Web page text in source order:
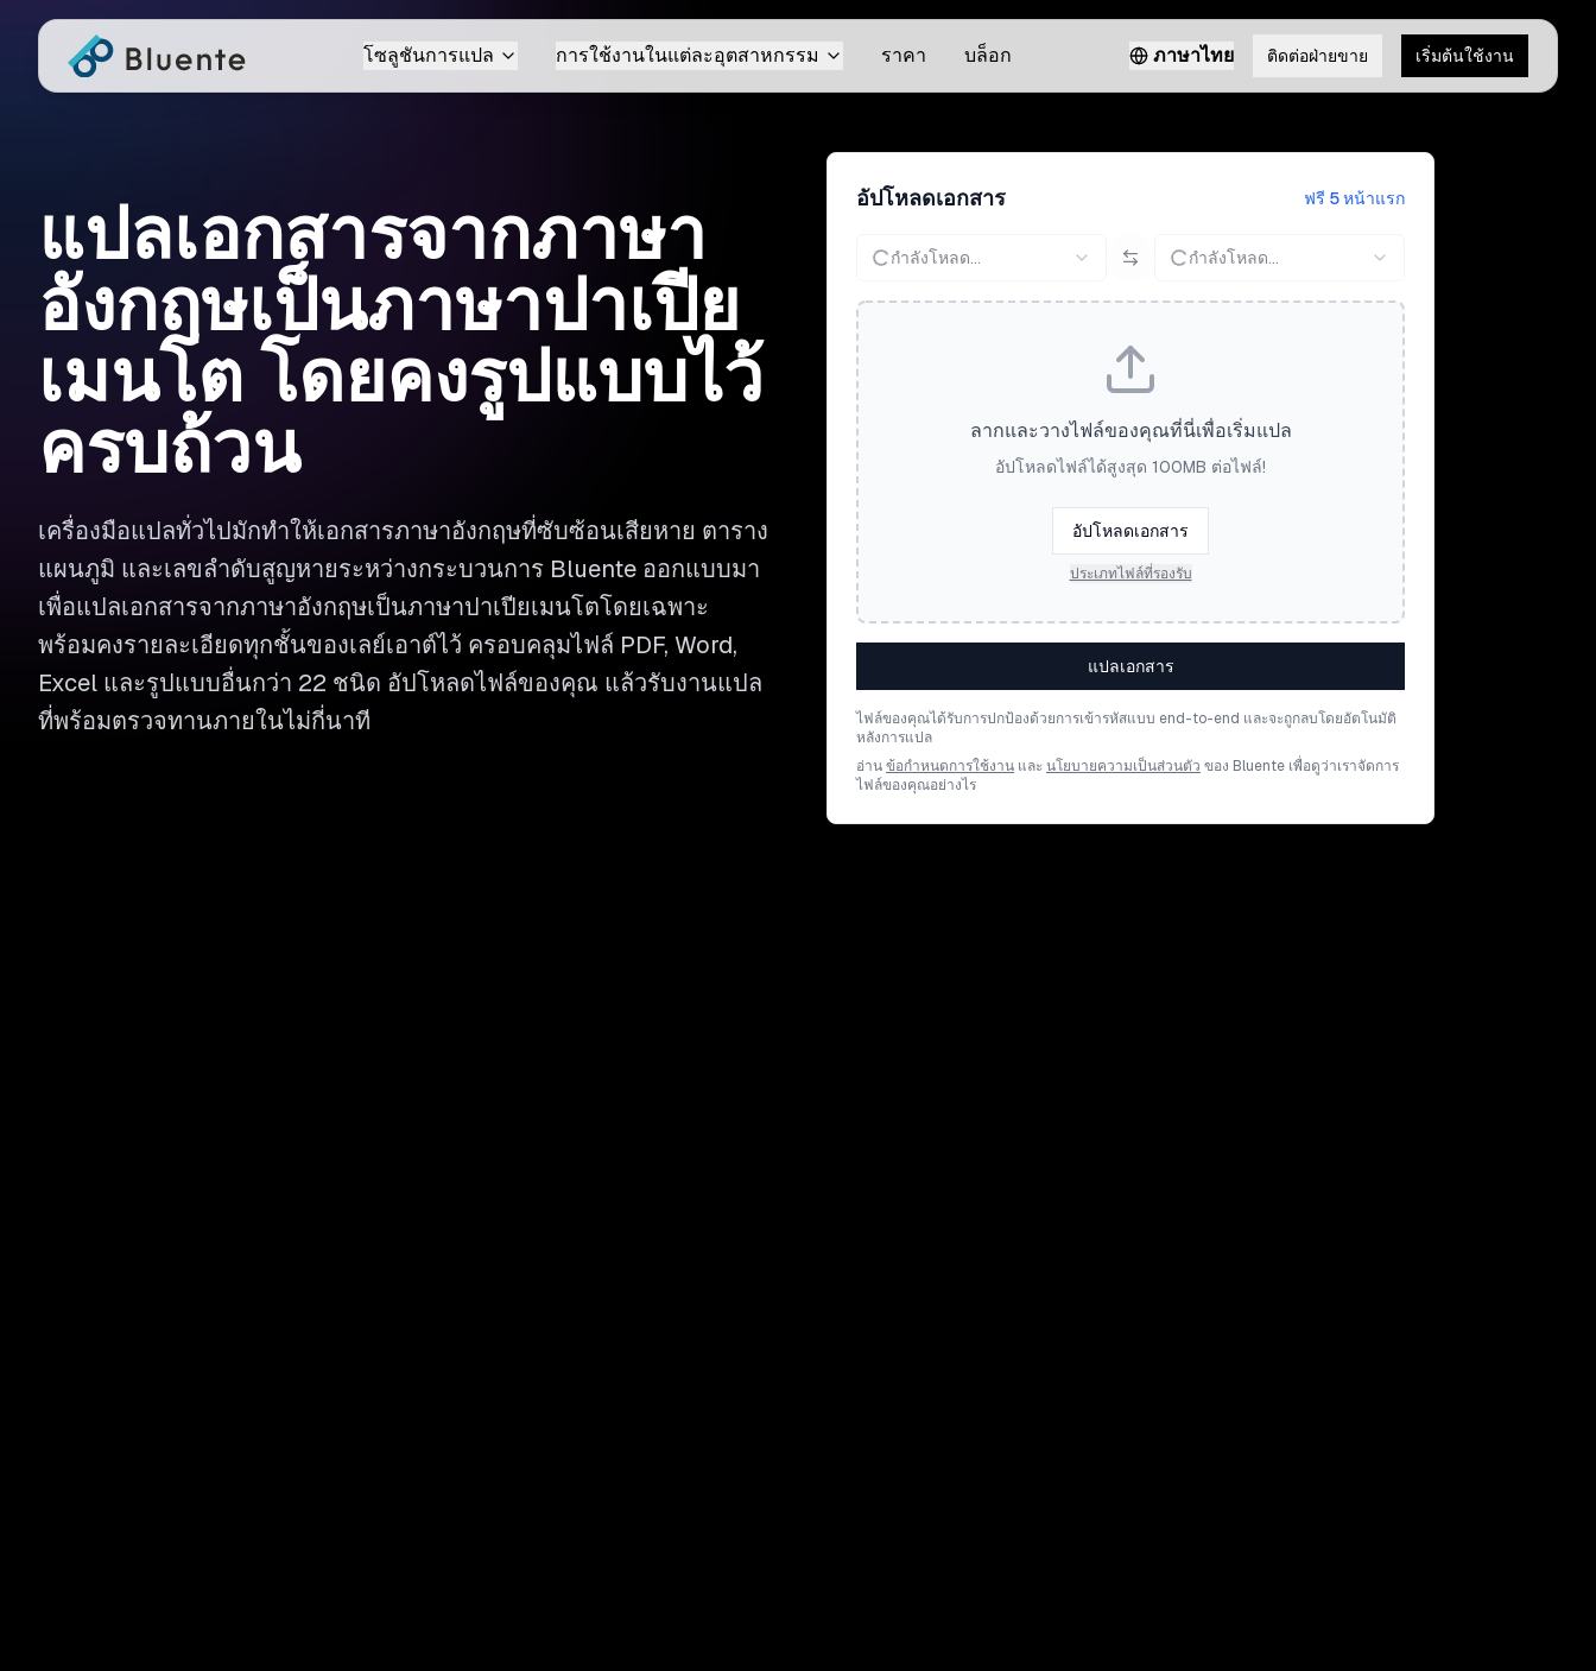
โซลูชันการแปล การใช้งานในแต่ละอุตสาหกรรม ราคา บล็อก ภาษาไทย ติดต่อฝ่ายขาย เริ่มต้นใช้งาน
แปลเอกสารจากภาษา
อังกฤษเป็นภาษาปาเปีย
เมนโต โดยคงรูปแบบไว้
ครบถ้วน
เครื่องมือแปลทั่วไปมักทำให้เอกสารภาษาอังกฤษที่ซับซ้อนเสียหาย ตาราง
แผนภูมิ และเลขลำดับสูญหายระหว่างกระบวนการ Bluente ออกแบบมา
เพื่อแปลเอกสารจากภาษาอังกฤษเป็นภาษาปาเปียเมนโตโดยเฉพาะ
พร้อมคงรายละเอียดทุกชั้นของเลย์เอาต์ไว้ ครอบคลุมไฟล์ PDF, Word,
Excel และรูปแบบอื่นกว่า 22 ชนิด อัปโหลดไฟล์ของคุณ แล้วรับงานแปล
ที่พร้อมตรวจทานภายในไม่กี่นาที
อัปโหลดเอกสาร ฟรี 5 หน้าแรก
กำลังโหลด... กำลังโหลด...
ลากและวางไฟล์ของคุณที่นี่เพื่อเริ่มแปล
อัปโหลดไฟล์ได้สูงสุด 100MB ต่อไฟล์!
อัปโหลดเอกสาร
ประเภทไฟล์ที่รองรับ
แปลเอกสาร
ไฟล์ของคุณได้รับการปกป้องด้วยการเข้ารหัสแบบ end-to-end และจะถูกลบโดยอัตโนมัติ
หลังการแปล
อ่านข้อกำหนดการใช้งาน และ นโยบายความเป็นส่วนตัว ของ Bluente เพื่อดูว่าเราจัดการ
ไฟล์ของคุณอย่างไร